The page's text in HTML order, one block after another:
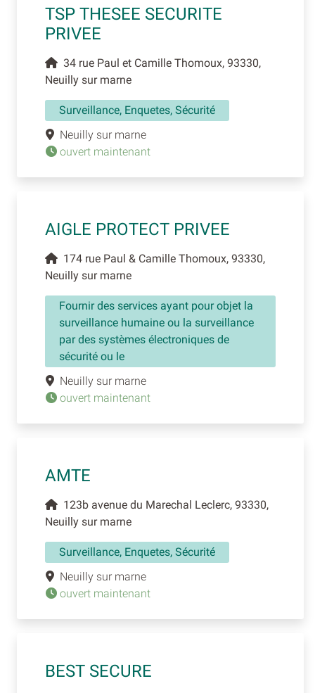
TSP THESEE SECURITE
PRIVEE
34 rue Paul et Camille Thomoux, 93330,
Neuilly sur marne
Surveillance, Enquetes, Sécurité
Neuilly sur marne
ouvert maintenant
AIGLE PROTECT PRIVEE
174 rue Paul & Camille Thomoux, 93330,
Neuilly sur marne
Fournir des services ayant pour objet la
surveillance humaine ou la surveillance
par des systèmes électroniques de
sécurité ou le
Neuilly sur marne
ouvert maintenant
AMTE
123b avenue du Marechal Leclerc, 93330,
Neuilly sur marne
Surveillance, Enquetes, Sécurité
Neuilly sur marne
ouvert maintenant
BEST SECURE